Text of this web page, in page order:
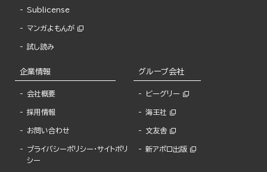
Sublicense
マンガよもんが
試し読み
企業情報
会社概要
採用情報
お問い合わせ
プライバシーポリシー・サイトポリ
シー
グループ会社
ビーグリー
海王社
文友舎
新アポロ出版